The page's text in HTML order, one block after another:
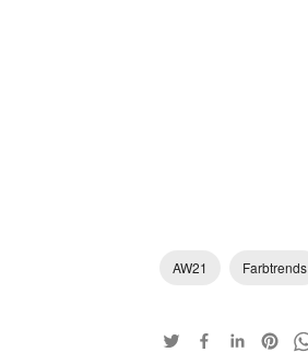
AW21 Farbtrends